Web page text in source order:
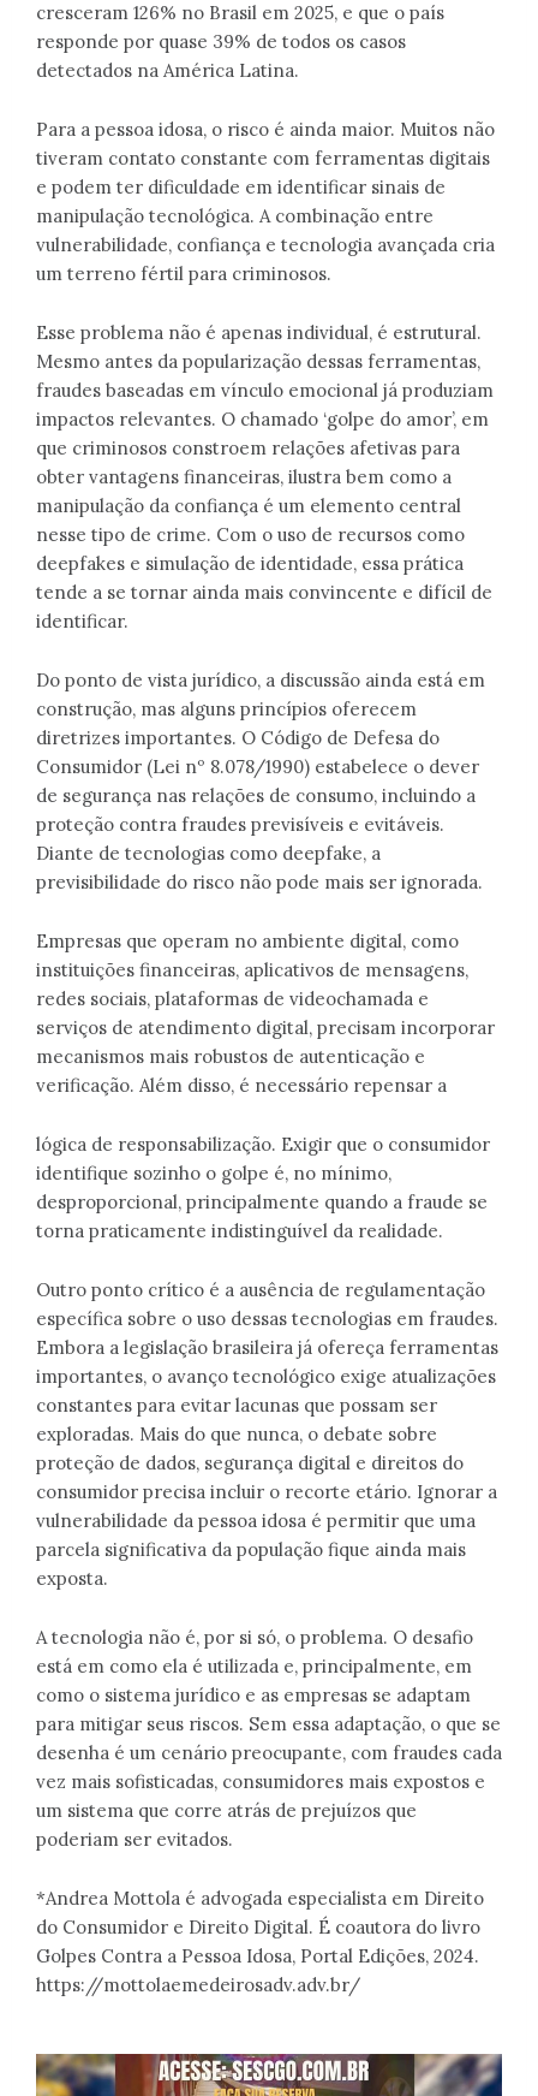
cresceram 126% no Brasil em 2025, e que o país
responde por quase 39% de todos os casos
detectados na América Latina.
Para a pessoa idosa, o risco é ainda maior. Muitos não
tiveram contato constante com ferramentas digitais
e podem ter dificuldade em identificar sinais de
manipulação tecnológica. A combinação entre
vulnerabilidade, confiança e tecnologia avançada cria
um terreno fértil para criminosos.
Esse problema não é apenas individual, é estrutural.
Mesmo antes da popularização dessas ferramentas,
fraudes baseadas em vínculo emocional já produziam
impactos relevantes. O chamado ‘golpe do amor’, em
que criminosos constroem relações afetivas para
obter vantagens financeiras, ilustra bem como a
manipulação da confiança é um elemento central
nesse tipo de crime. Com o uso de recursos como
deepfakes e simulação de identidade, essa prática
tende a se tornar ainda mais convincente e difícil de
identificar.
Do ponto de vista jurídico, a discussão ainda está em
construção, mas alguns princípios oferecem
diretrizes importantes. O Código de Defesa do
Consumidor (Lei nº 8.078/1990) estabelece o dever
de segurança nas relações de consumo, incluindo a
proteção contra fraudes previsíveis e evitáveis.
Diante de tecnologias como deepfake, a
previsibilidade do risco não pode mais ser ignorada.
Empresas que operam no ambiente digital, como
instituições financeiras, aplicativos de mensagens,
redes sociais, plataformas de videochamada e
serviços de atendimento digital, precisam incorporar
mecanismos mais robustos de autenticação e
verificação. Além disso, é necessário repensar a
lógica de responsabilização. Exigir que o consumidor
identifique sozinho o golpe é, no mínimo,
desproporcional, principalmente quando a fraude se
torna praticamente indistinguível da realidade.
Outro ponto crítico é a ausência de regulamentação
específica sobre o uso dessas tecnologias em fraudes.
Embora a legislação brasileira já ofereça ferramentas
importantes, o avanço tecnológico exige atualizações
constantes para evitar lacunas que possam ser
exploradas. Mais do que nunca, o debate sobre
proteção de dados, segurança digital e direitos do
consumidor precisa incluir o recorte etário. Ignorar a
vulnerabilidade da pessoa idosa é permitir que uma
parcela significativa da população fique ainda mais
exposta.
A tecnologia não é, por si só, o problema. O desafio
está em como ela é utilizada e, principalmente, em
como o sistema jurídico e as empresas se adaptam
para mitigar seus riscos. Sem essa adaptação, o que se
desenha é um cenário preocupante, com fraudes cada
vez mais sofisticadas, consumidores mais expostos e
um sistema que corre atrás de prejuízos que
poderiam ser evitados.
*Andrea Mottola é advogada especialista em Direito
do Consumidor e Direito Digital. É coautora do livro
Golpes Contra a Pessoa Idosa, Portal Edições, 2024.
https://mottolaemedeirosadv.adv.br/